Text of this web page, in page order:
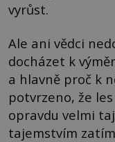
vyrůst.
Ale ani vědci
docházet k
a hlavně proč k
potvrzeno, že
opravdu velmi
tajemstvím